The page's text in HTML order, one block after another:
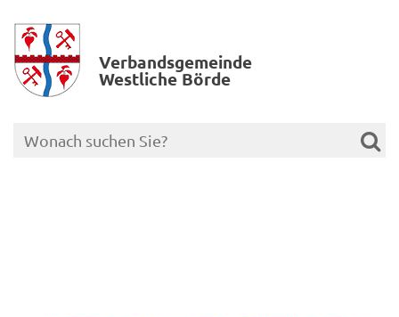
Verbands­gemeinde
Westliche Börde